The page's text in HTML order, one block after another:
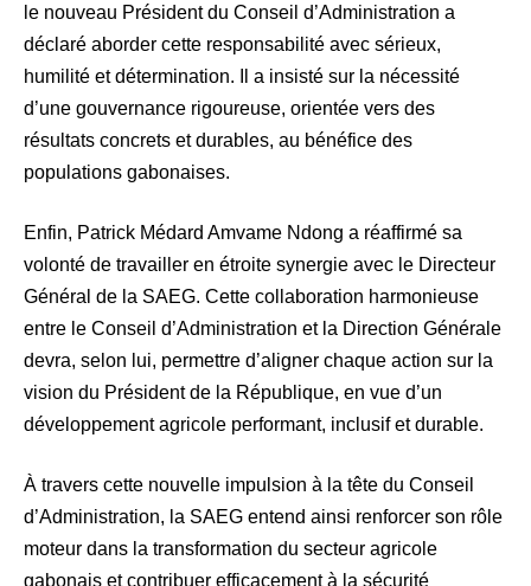
le nouveau Président du Conseil d’Administration a
déclaré aborder cette responsabilité avec sérieux,
humilité et détermination. Il a insisté sur la nécessité
d’une gouvernance rigoureuse, orientée vers des
résultats concrets et durables, au bénéfice des
populations gabonaises.
Enfin, Patrick Médard Amvame Ndong a réaffirmé sa
volonté de travailler en étroite synergie avec le Directeur
Général de la SAEG. Cette collaboration harmonieuse
entre le Conseil d’Administration et la Direction Générale
devra, selon lui, permettre d’aligner chaque action sur la
vision du Président de la République, en vue d’un
développement agricole performant, inclusif et durable.
À travers cette nouvelle impulsion à la tête du Conseil
d’Administration, la SAEG entend ainsi renforcer son rôle
moteur dans la transformation du secteur agricole
gabonais et contribuer efficacement à la sécurité